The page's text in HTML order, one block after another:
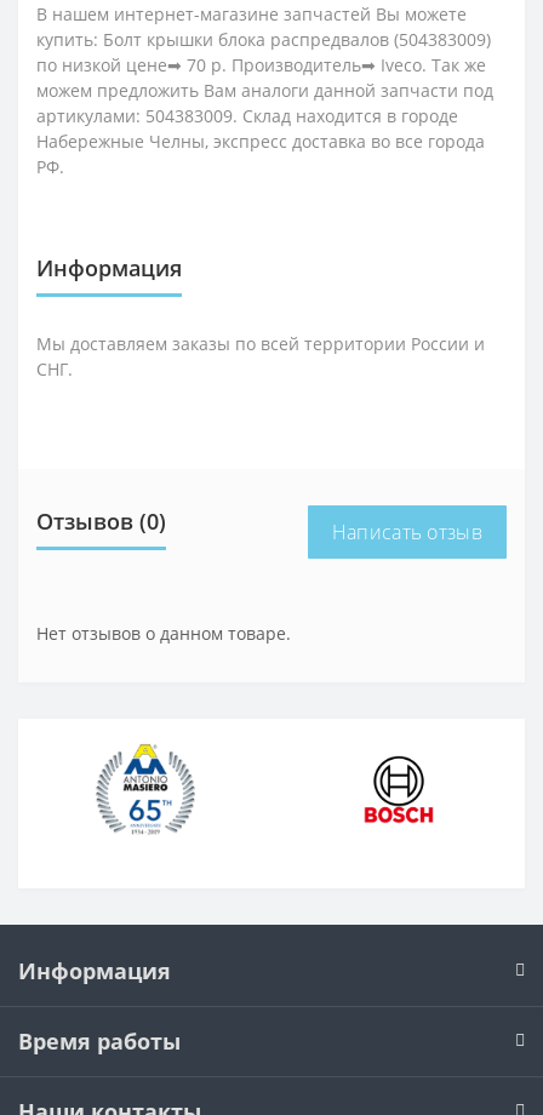
В нашем интернет-магазине запчастей Вы можете
купить: Болт крышки блока распредвалов (504383009)
по низкой цене➡ 70 р. Производитель➡ Iveco. Так же
можем предложить Вам аналоги данной запчасти под
артикулами: 504383009. Склад находится в городе
Набережные Челны, экспресс доставка во все города
РФ.
Информация
Мы доставляем заказы по всей территории России и
СНГ.
Отзывов (0) Написать отзыв
Нет отзывов о данном товаре.
Информация
Время работы